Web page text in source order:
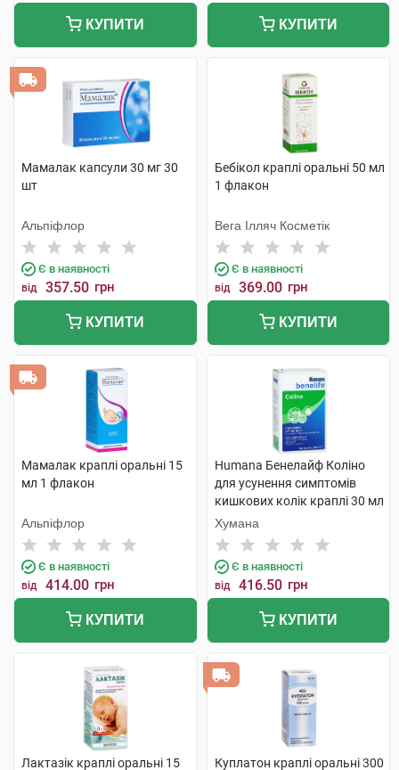
КУПИТИ КУПИТИ
Мамалак капсули 30 мг 30
шт
Альпіфлор
Є в наявності
від 357.50 грн
КУПИТИ
Бебікол краплі оральні 50 мл
1 флакон
Вега Ілляч Косметік
Є в наявності
від 369.00 грн
КУПИТИ
Мамалак краплі оральні 15
мл 1 флакон
Альпіфлор
Є в наявності
від 414.00 грн
КУПИТИ
Humana Бенелайф Коліно
для усунення симптомів
кишкових колік краплі 30 мл
1 флакон
Хумана
Є в наявності
від 416.50 грн
КУПИТИ
Лактазік краплі оральні 15 Куплатон краплі оральні 300